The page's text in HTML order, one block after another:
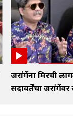
जरांगेंना मिरची
सदावर्तेंचा